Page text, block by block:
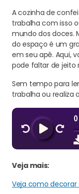
A cozinha de
trabalha com isso
mundo dos doces.
do espaço é um
em seu apê. Aqui,
pode faltar de jeito
Sem tempo para
trabalha ou realiza
Veja mais:
Veja como